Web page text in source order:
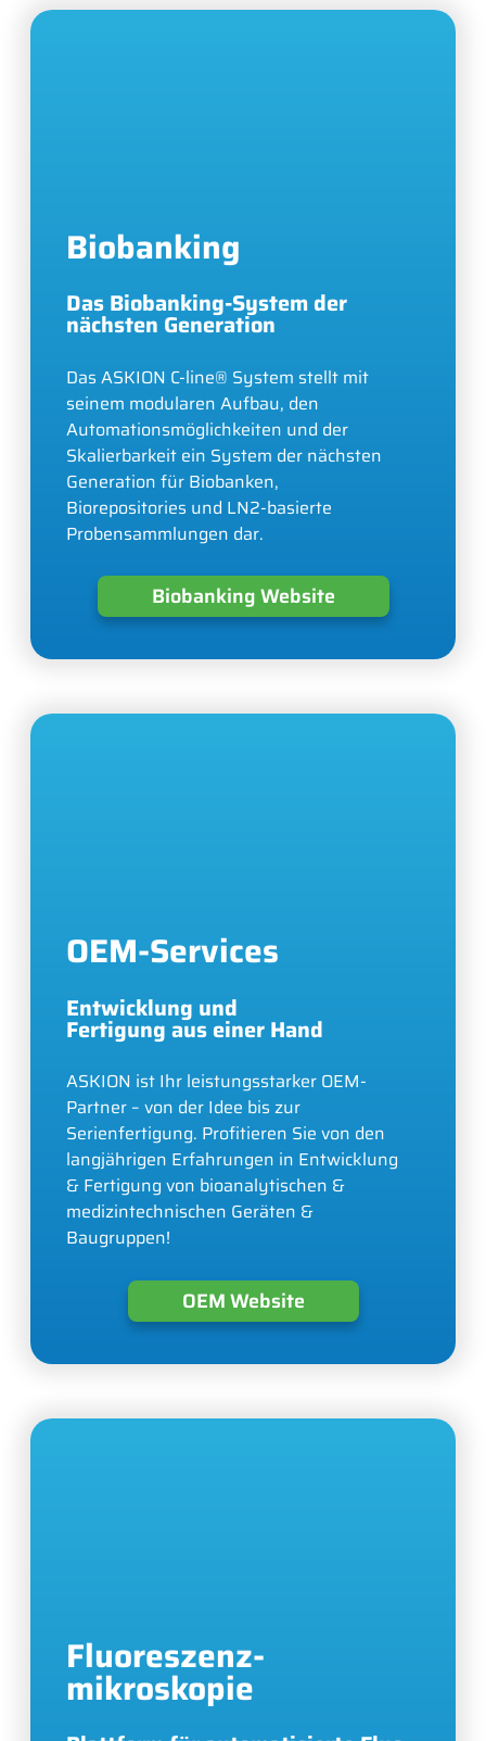
Biobanking
Das Biobanking-System der
nächsten Generation
Das ASKION C-line® System stellt mit
seinem modularen Aufbau, den
Automationsmöglichkeiten und der
Skalierbarkeit ein System der nächsten
Generation für Biobanken,
Biorepositories und LN2-basierte
Probensammlungen dar.
Biobanking Website
OEM-Services
Entwicklung und
Fertigung aus einer Hand
ASKION ist Ihr leistungsstarker OEM-
Partner – von der Idee bis zur
Serienfertigung. Profitieren Sie von den
langjährigen Erfahrungen in Entwicklung
& Fertigung von bioanalytischen &
medizintechnischen Geräten &
Baugruppen!
OEM Website
Fluoreszenz-
mikroskopie